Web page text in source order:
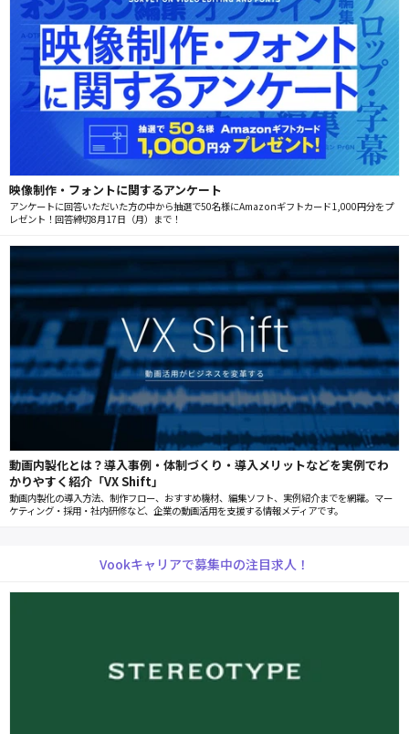
映像制作・フォントに関するアンケート
アンケートに回答いただいた方の中から抽選で50名様にAmazonギフトカード1,000円分をプ
レゼント！回答締切8月17日（月）まで！
動画内製化とは？導入事例・体制づくり・導入メリットなどを実例でわ
かりやすく紹介「VX Shift」
動画内製化の導入方法、制作フロー、おすすめ機材、編集ソフト、実例紹介までを網羅。マー
ケティング・採用・社内研修など、企業の動画活用を支援する情報メディアです。
Vookキャリアで募集中の注目求人！